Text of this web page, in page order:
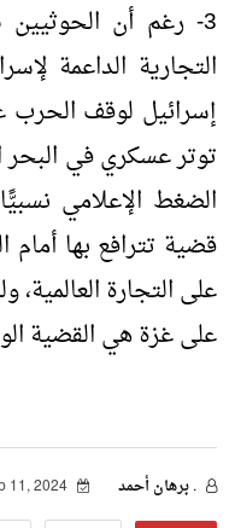
3- رغم أن
التجارية الداعمة
إسرائيل لوقف الحرب
توتر عسكري في البحر
الضغط الإعلامي
قضية تترافع بها أمام
على التجارة العالمية،
على غزة هي القضية
. برهان أحمد